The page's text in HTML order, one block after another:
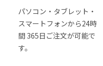
パソコン・タブレット・
スマートフォンから24時
間 365日ご注文が可能で
す。